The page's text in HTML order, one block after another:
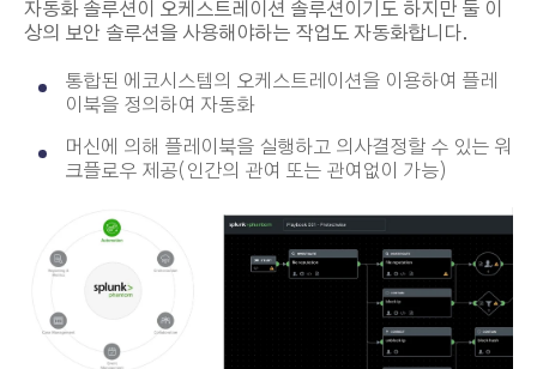
자동화 솔루션이 오케스트레이션 솔루션이기도 하지만 둘 이
상의 보안 솔루션을 사용해야하는 작업도 자동화합니다.
통합된 에코시스템의 오케스트레이션을 이용하여 플레
이북을 정의하여 자동화
머신에 의해 플레이북을 실행하고 의사결정할 수 있는 워
크플로우 제공( 인간의 관여 또는 관여없이 가능)